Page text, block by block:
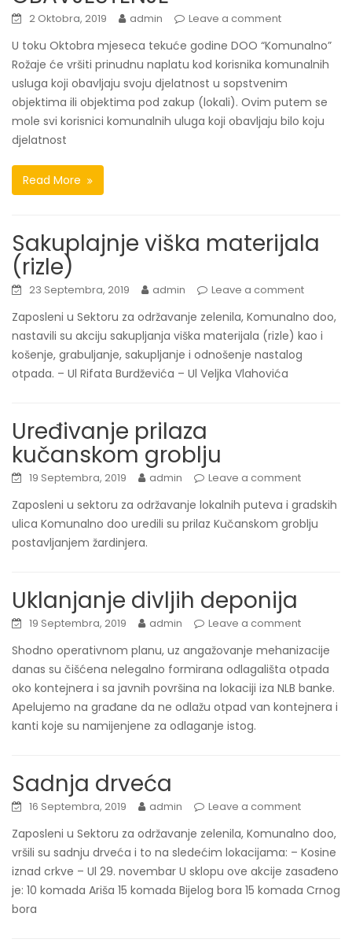
2 Oktobra, 2019 admin Leave a comment
U toku Oktobra mjeseca tekuće godine DOO “Komunalno”
Rožaje će vršiti prinudnu naplatu kod korisnika komunalnih
usluga koji obavljaju svoju djelatnost u sopstvenim
objektima ili objektima pod zakup (lokali). Ovim putem se
mole svi korisnici komunalnih uluga koji obavljaju bilo koju
djelatnost
Read More
Sakuplajnje viška materijala
(rizle)
23 Septembra, 2019 admin Leave a comment
Zaposleni u Sektoru za održavanje zelenila, Komunalno doo,
nastavili su akciju sakupljanja viška materijala (rizle) kao i
košenje, grabuljanje, sakupljanje i odnošenje nastalog
otpada. – Ul Rifata Burdževića – Ul Veljka Vlahovića
Uređivanje prilaza
kučanskom groblju
19 Septembra, 2019 admin Leave a comment
Zaposleni u sektoru za održavanje lokalnih puteva i gradskih
ulica Komunalno doo uredili su prilaz Kučanskom groblju
postavljanjem žardinjera.
Uklanjanje divljih deponija
19 Septembra, 2019 admin Leave a comment
Shodno operativnom planu, uz angažovanje mehanizacije
danas su čišćena nelegalno formirana odlagališta otpada
oko kontejnera i sa javnih površina na lokaciji iza NLB banke.
Apelujemo na građane da ne odlažu otpad van kontejnera i
kanti koje su namijenjene za odlaganje istog.
Sadnja drveća
16 Septembra, 2019 admin Leave a comment
Zaposleni u Sektoru za održavanje zelenila, Komunalno doo,
vršili su sadnju drveća i to na sledećim lokacijama: – Kosine
iznad crkve – Ul 29. novembar U sklopu ove akcije zasađeno
je: 10 komada Ariša 15 komada Bijelog bora 15 komada Crnog
bora